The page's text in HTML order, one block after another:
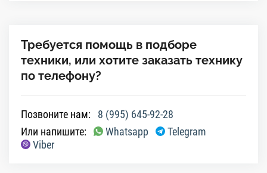
Требуется помощь в подборе
техники, или хотите заказать технику
по телефону?
Позвоните нам:
8 (995) 645-92-28
Или напишите:
Whatsapp
Telegram
Viber